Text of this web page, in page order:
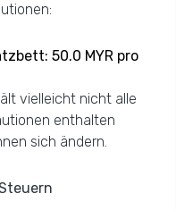
50.0 MYR pro
vielleicht nicht alle
enthalten
sich ändern.